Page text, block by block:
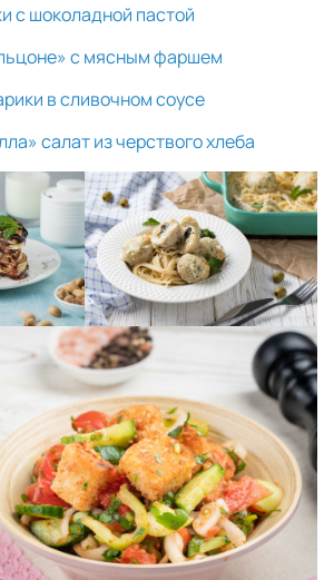
с шоколадной пастой
с мясным фаршем
в сливочном соусе
салат из черствого хлеба